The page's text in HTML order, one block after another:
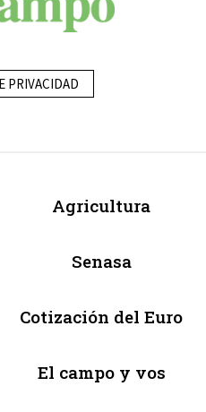
PRIVACIDAD
Agricultura
Senasa
Cotización del Euro
El campo y vos